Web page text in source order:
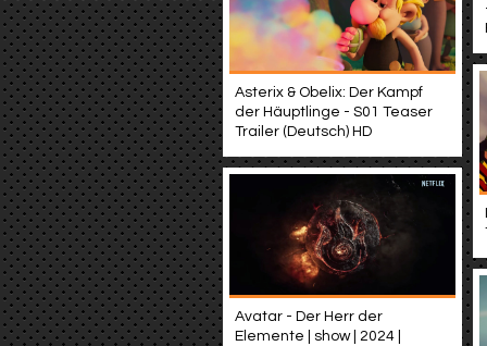
Asterix & Obelix: Der Kampf
der Häuptlinge - S01 Teaser
Trailer (Deutsch) HD
Avatar - Der Herr der
Elemente | show | 2024 |